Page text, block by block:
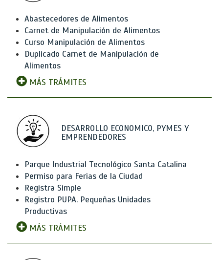
Abastecedores de Alimentos
Carnet de Manipulación de Alimentos
Curso Manipulación de Alimentos
Duplicado Carnet de Manipulación de
Alimentos
MÁS TRÁMITES
DESARROLLO ECONOMICO, PYMES Y
EMPRENDEDORES
Parque Industrial Tecnológico Santa Catalina
Permiso para Ferias de la Ciudad
Registra Simple
Registro PUPA. Pequeñas Unidades
Productivas
MÁS TRÁMITES